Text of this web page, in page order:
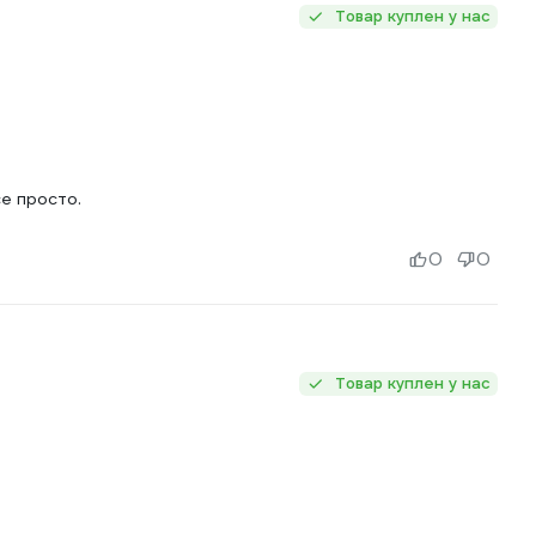
Товар куплен у нас
просто.
0 0
Товар куплен у нас